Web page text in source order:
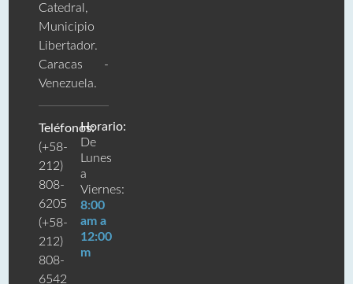
Catedral,
Municipio
Libertador.
Caracas -
Venezuela.
Teléfonos:
(+58-
212)
808-
6205
(+58-
212)
808-
6542
Horario:
De
Lunes
a
Viernes:
8:00
am a
12:00
m